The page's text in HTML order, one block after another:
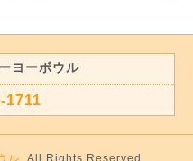
ヨーボウル
1711
ル . All Rights Reserved.